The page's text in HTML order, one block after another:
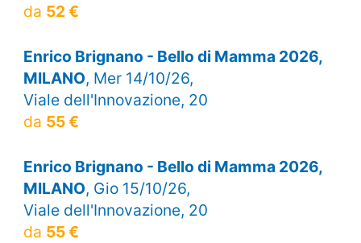
da 52 €
Enrico Brignano - Bello di Mamma 2026,
MILANO, Mer 14/10/26,
Viale dell'Innovazione, 20
da 55 €
Enrico Brignano - Bello di Mamma 2026,
MILANO, Gio 15/10/26,
Viale dell'Innovazione, 20
da 55 €